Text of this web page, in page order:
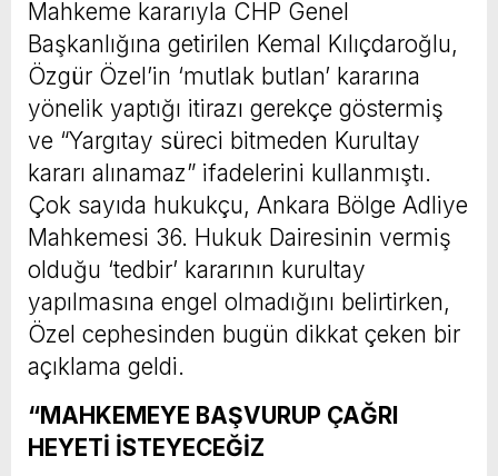
Mahkeme kararıyla CHP Genel
Başkanlığına getirilen Kemal Kılıçdaroğlu,
Özgür Özel’in ‘mutlak butlan’ kararına
yönelik yaptığı itirazı gerekçe göstermiş
ve “Yargıtay süreci bitmeden Kurultay
kararı alınamaz” ifadelerini kullanmıştı.
Çok sayıda hukukçu, Ankara Bölge Adliye
Mahkemesi 36. Hukuk Dairesinin vermiş
olduğu ‘tedbir’ kararının kurultay
yapılmasına engel olmadığını belirtirken,
Özel cephesinden bugün dikkat çeken bir
açıklama geldi.
“MAHKEMEYE BAŞVURUP ÇAĞRI
HEYETİ İSTEYECEĞİZ